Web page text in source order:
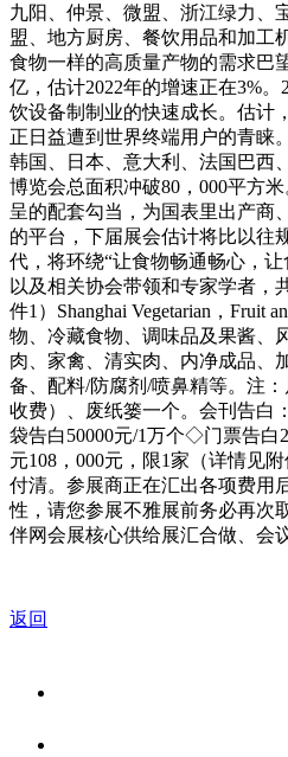
九阳、仲景、微盟、浙江绿力、
盟、地方厨房、餐饮用品和加工
食物一样的高质量产物的需求巴
亿，估计2022年的增速正在3%
饮设备制制业的快速成长。估计
正日益遭到世界终端用户的青睐
韩国、日本、意大利、法国巴西
博览会总面积冲破80，000平方
呈的配套勾当，为国表里出产商
的平台，下届展会估计将比以往
代，将环绕“让食物畅通畅心，
以及相关协会带领和专家学者，
件1）Shanghai Vegetarian，Fruit
物、冷藏食物、调味品及果酱、
肉、家禽、清实肉、内净成品、
备、配料/防腐剂/喷鼻精等。注
收费）、废纸篓一个。会刊告
袋告白50000元/1万个◇门票告白
元108，000元，限1家（详情见
付清。参展商正在汇出各项费用
性，请您参展不雅展前务必再次
伴网会展核心供给展汇合做、会
返回